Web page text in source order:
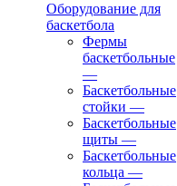
Оборудование для
баскетбола
Фермы
баскетбольные
—
Баскетбольные
стойки —
Баскетбольные
щиты —
Баскетбольные
кольца —